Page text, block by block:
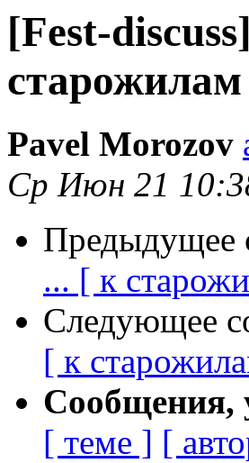
[Fest-
Pavel Morozov
Ср Июн 21
Предыдущее
... [ к
Следующее
[ к
Сообщения,
[ теме ] [